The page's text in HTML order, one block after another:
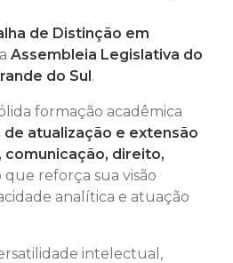
de Distinção em
Assembleia Legislativa do
do Sul.
formação acadêmica
de atualização e extensão
comunicação, direito,
que reforça sua visão
analítica e atuação
intelectual,